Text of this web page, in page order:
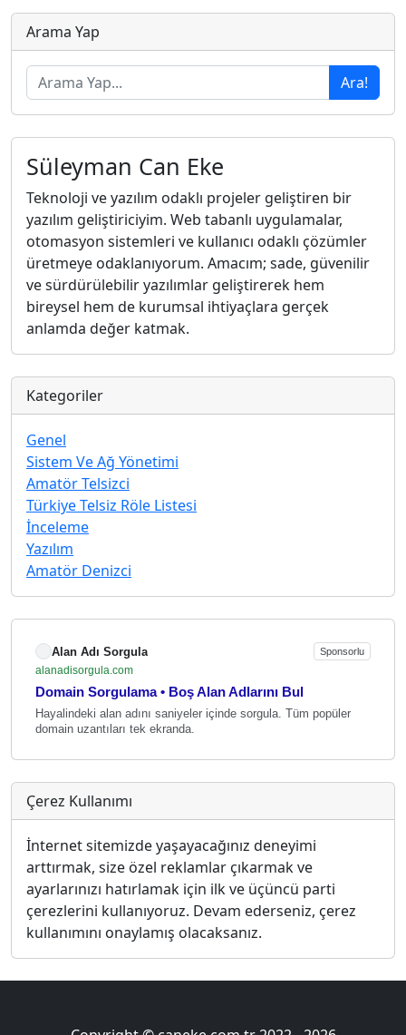
Arama Yap
Ara!
Süleyman Can Eke
Teknoloji ve yazılım odaklı projeler geliştiren bir
yazılım geliştiriciyim. Web tabanlı uygulamalar,
otomasyon sistemleri ve kullanıcı odaklı çözümler
üretmeye odaklanıyorum. Amacım; sade, güvenilir
ve sürdürülebilir yazılımlar geliştirerek hem
bireysel hem de kurumsal ihtiyaçlara gerçek
anlamda değer katmak.
Kategoriler
Genel
Sistem Ve Ağ Yönetimi
Amatör Telsizci
Türkiye Telsiz Röle Listesi
İnceleme
Yazılım
Amatör Denizci
Alan Adı Sorgula Sponsorlu
alanadisorgula.com
Domain Sorgulama • Boş Alan Adlarını Bul
Hayalindeki alan adını saniyeler içinde sorgula. Tüm popüler
domain uzantıları tek ekranda.
Çerez Kullanımı
İnternet sitemizde yaşayacağınız deneyimi
arttırmak, size özel reklamlar çıkarmak ve
ayarlarınızı hatırlamak için ilk ve üçüncü parti
çerezlerini kullanıyoruz. Devam ederseniz, çerez
kullanımını onaylamış olacaksanız.